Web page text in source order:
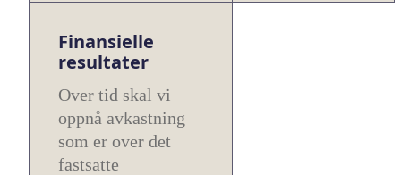
Finansielle
resultater
Over tid skal vi
oppnå avkastning
som er over det
fastsatte